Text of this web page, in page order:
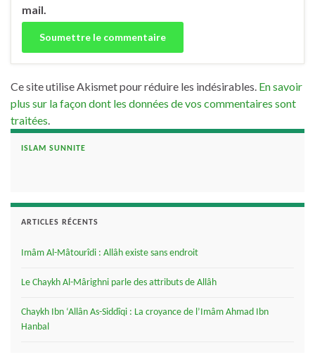
mail.
Ce site utilise Akismet pour réduire les indésirables. En savoir
plus sur la façon dont les données de vos commentaires sont
traitées.
ISLAM SUNNITE
ARTICLES RÉCENTS
Imâm Al-Mâtourîdi : Allâh existe sans endroit
Le Chaykh Al-Mârighni parle des attributs de Allâh
Chaykh Ibn ‘Allân As-Siddîqi : La croyance de l’Imâm Ahmad Ibn
Hanbal